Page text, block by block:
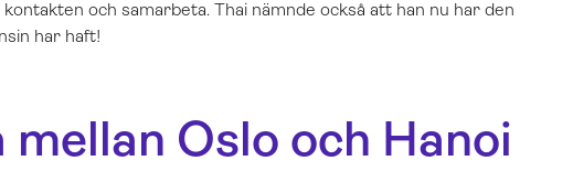
och samarbeta. Thai nämnde också att han nu har den
har haft!
Oslo och Hanoi